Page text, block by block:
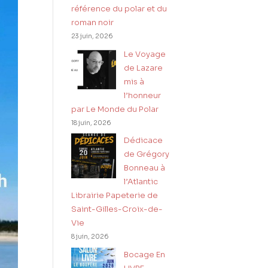
référence du polar et du
roman noir
23 juin, 2026
Le Voyage
de Lazare
mis à
l’honneur
par Le Monde du Polar
18 juin, 2026
Dédicace
de Grégory
Bonneau à
l’Atlantic
Librairie Papeterie de
Saint-Gilles-Croix-de-
Vie
8 juin, 2026
Bocage En